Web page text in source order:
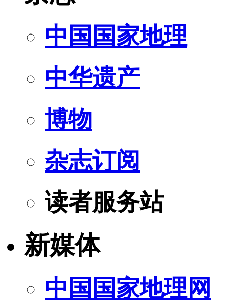
中国国家地理
中华遗产
博物
杂志订阅
读者服务站
新媒体
中国国家地理网